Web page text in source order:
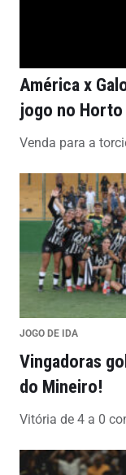
América x
jogo no Horto
Venda para a
JOGO DE IDA
Vingadoras
do Mineiro!
Vitória de 4 a 0